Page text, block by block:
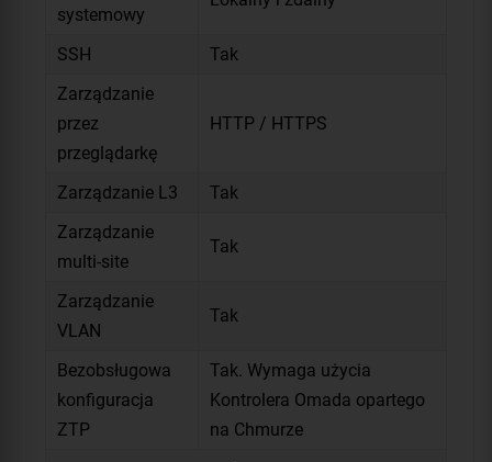
systemowy
SSH
Tak
Zarządzanie
przez
przeglądarkę
HTTP / HTTPS
Zarządzanie L3
Tak
Zarządzanie
multi-site
Tak
Zarządzanie
VLAN
Tak
Bezobsługowa
konfiguracja
ZTP
Tak. Wymaga użycia
Kontrolera Omada opartego
na Chmurze